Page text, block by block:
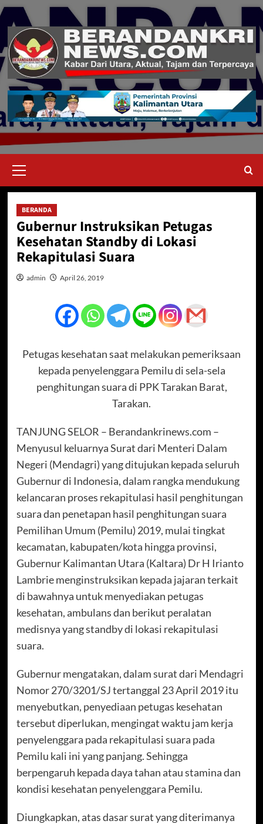
Skip
content
Menu
BERANDA
Gubernur Instruksikan Petugas
Kesehatan Standby di Lokasi
Rekapitulasi Suara
admin April 26, 2019
Petugas kesehatan saat melakukan pemeriksaan
kepada penyelenggara Pemilu di sela-sela
penghitungan suara di PPK Tarakan Barat,
Tarakan.
TANJUNG SELOR – Berandankrinews.com –
Menyusul keluarnya Surat dari Menteri Dalam
Negeri (Mendagri) yang ditujukan kepada seluruh
Gubernur di Indonesia, dalam rangka mendukung
kelancaran proses rekapitulasi hasil penghitungan
suara dan penetapan hasil penghitungan suara
Pemilihan Umum (Pemilu) 2019, mulai tingkat
kecamatan, kabupaten/kota hingga provinsi,
Gubernur Kalimantan Utara (Kaltara) Dr H Irianto
Lambrie menginstruksikan kepada jajaran terkait
di bawahnya untuk menyediakan petugas
kesehatan, ambulans dan berikut peralatan
medisnya yang standby di lokasi rekapitulasi
suara.
Gubernur mengatakan, dalam surat dari Mendagri
Nomor 270/3201/SJ tertanggal 23 April 2019 itu
menyebutkan, penyediaan petugas kesehatan
tersebut diperlukan, mengingat waktu jam kerja
penyelenggara pada rekapitulasi suara pada
Pemilu kali ini yang panjang. Sehingga
berpengaruh kepada daya tahan atau stamina dan
kondisi kesehatan penyelenggara Pemilu.
Diungkapkan, atas dasar surat yang diterimanya